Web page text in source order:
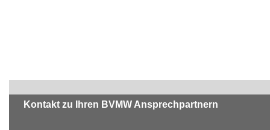
Kontakt zu Ihren BVMW Ansprechpartnern